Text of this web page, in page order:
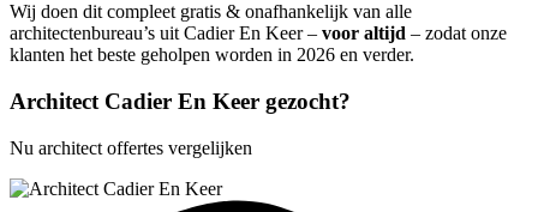
Wij doen dit compleet gratis & onafhankelijk van alle
architectenbureau’s uit Cadier En Keer – voor altijd – zodat onze
klanten het beste geholpen worden in 2026 en verder.
Architect Cadier En Keer gezocht?
Nu architect offertes vergelijken